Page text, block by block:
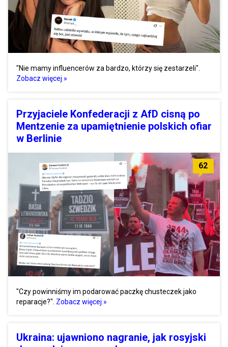
"Nie mamy influencerów za bardzo, którzy się zestarzeli".
Zobacz więcej »
Przyjaciele Konfederacji z AfD cisną po
Mentzenie za upamiętnienie polskich ofiar
w Berlinie
62
"Czy powinniśmy im podarować paczkę chusteczek jako
reparacje?". Zobacz więcej »
Ukraina: ujawniono nagranie, jak rosyjski